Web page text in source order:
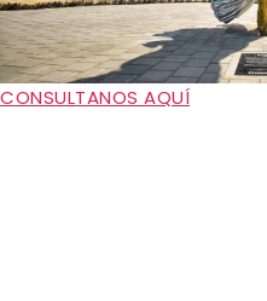
CONSULTANOS AQUÍ